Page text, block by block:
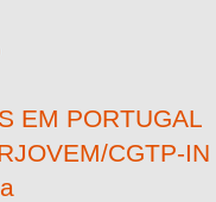
EM PORTUGAL
CGTP-IN